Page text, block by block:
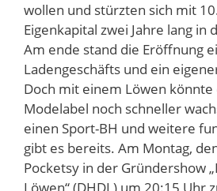
wollen und stürzten sich mit
Eigenkapital zwei Jahre lang in
Am ende stand die Eröffnung
Ladengeschäfts und ein
Doch mit einem Löwen könnte
Modelabel noch schneller
einen Sport-BH und weitere
gibt es bereits. Am Montag,
Pocketsy in der Gründershow